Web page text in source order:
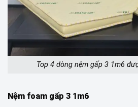
Top 4 dòng nệm gấp 3 1m6
Nệm foam gấp 3 1m6